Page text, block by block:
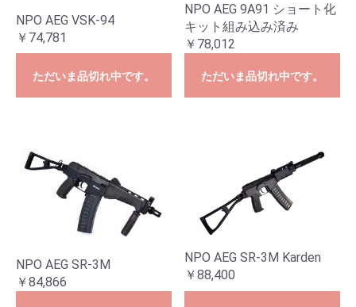
NPO AEG VSK-94
￥74,781
ただいま品切れ中です。
NPO AEG 9A91 ショート化
キット組み込み済み
￥78,012
ただいま品切れ中です。
NPO AEG SR-3M
￥84,866
NPO AEG SR-3M Karden
￥88,400